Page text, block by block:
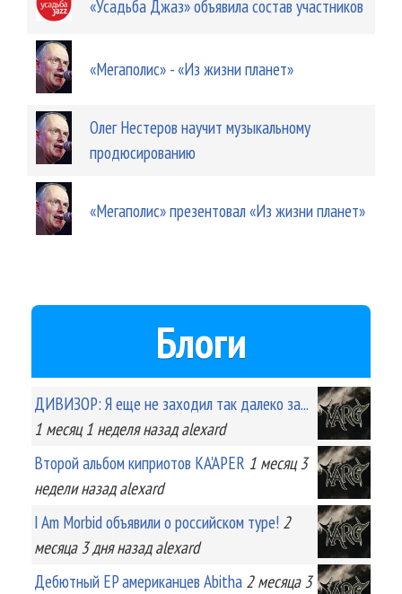
«Усадьба Джаз» объявила состав участников
«Мегаполис» - «Из жизни планет»
Олег Нестеров научит музыкальному
продюсированию
«Мегаполис» презентовал «Из жизни планет»
Блоги
ДИВИЗОР: Я еще не заходил так далеко за...
1 месяц 1 неделяназад alexard
Второй альбом киприотов KA'APER 1 месяц 3
неделиназад alexard
I Am Morbid объявили о российском туре! 2
месяца 3 дняназад alexard
Дебютный EP американцев Abitha 2 месяца 3